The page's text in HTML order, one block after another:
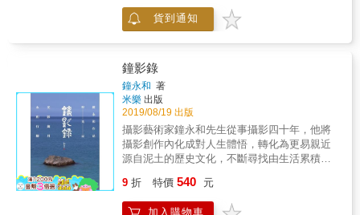
以影像與文字記錄臺灣女同志和貓咪成家的生
命故事。 全書採訪三十二位（組）女同志，她
目標努力著：出櫃、與家人和解、決定步入婚
姻、組成家庭、嘗試人工生殖、自己創業開
店、收養他方子女、跨國同婚修法請願、長年
投身動保志工&hellip;&hellip;。 然而她們的生
活都有最美好的動物──貓，陪伴著，彼此守護
著。 貓咪也各有不同的貓生經歷，可能是在梅
雨季的夜晚從街上被撈回家、在動保協會用眼
神選定領養人、被多次退養終於安定下來、曾
走失好不容易尋回主人，或是正在和慢性病共
&hellip;&hellip;。 攝影師Adiamond Lee用真
貨到通知
鐘影錄
鐘永和 著
米樂 出版
2019/08/19 出版
攝影藝術家鐘永和先生從事攝影四十年，他將
攝影創作內化成對人生體悟，轉化為更易親近
源自泥土的歷史文化，不斷尋找由生活累積的
事、時、地、物，縱深鏡頭刻劃著生活裡的趣
味、溫暖與生命的關照，彷彿時光行跡被喚到
9 折 特價 540 元
加入購物車